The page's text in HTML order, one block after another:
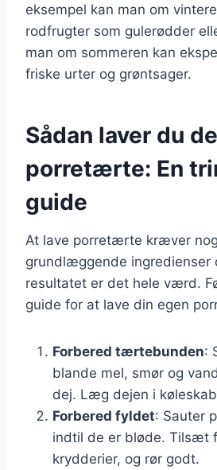
eksempel kan man om
rodfrugter som gulerødder
man om sommeren kan
friske urter og grøntsager.
Sådan laver du
porretærte: En
guide
At lave porretærte kræver
grundlæggende ingredienser
resultatet er det hele værd.
guide for at lave din egen
Forbered tærtebunden:
blande mel, smør og
dej. Læg dejen i
Forbered fyldet: Sauter
indtil de er bløde. Tilsæt
krydderier, og rør godt.